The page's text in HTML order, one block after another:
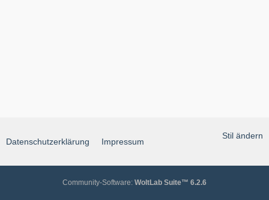
Stil ändern
Datenschutzerklärung Impressum
Community-Software: WoltLab Suite™ 6.2.6